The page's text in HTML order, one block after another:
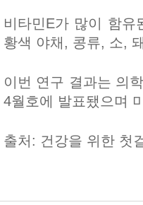
비타민E가 많이 함
황색 야채, 콩류, 소,
이번 연구 결과는 의
4월호에 발표됐으며
출처: 건강을 위한 첫